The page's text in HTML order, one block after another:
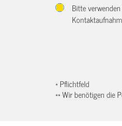
Bitte
* Pflichtfeld
** Wir benötigen die